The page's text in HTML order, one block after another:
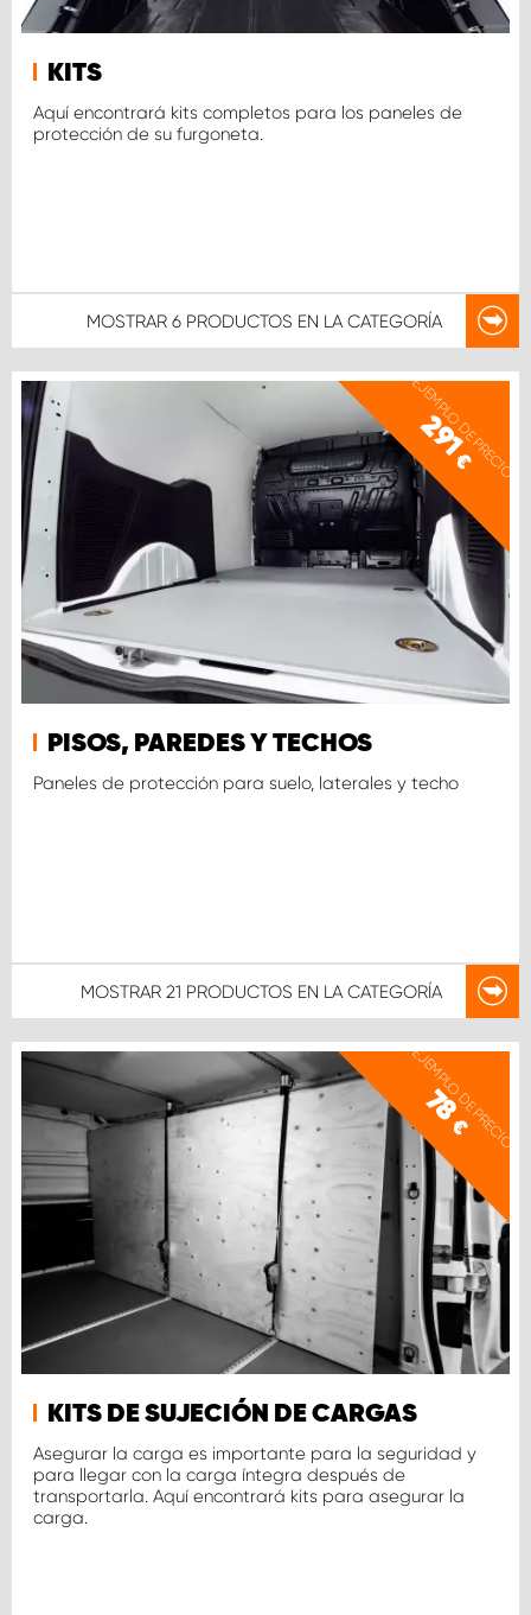
KITS
Aquí encontrará kits completos para los paneles de
protección de su furgoneta.
MOSTRAR 6 PRODUCTOS EN LA CATEGORÍA
EJEMPLO DE PRECIO
291
€
PISOS, PAREDES Y TECHOS
Paneles de protección para suelo, laterales y techo
MOSTRAR 21 PRODUCTOS EN LA CATEGORÍA
EJEMPLO DE PRECIO
78
€
KITS DE SUJECIÓN DE CARGAS
Asegurar la carga es importante para la seguridad y
para llegar con la carga íntegra después de
transportarla. Aquí encontrará kits para asegurar la
carga.